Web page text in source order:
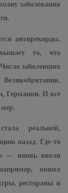
заболевания
антирекорды.
то, что
заболевших
Германии. И все
реальной,
назад. Где-то
— вновь ввели
пошел
рестораны и